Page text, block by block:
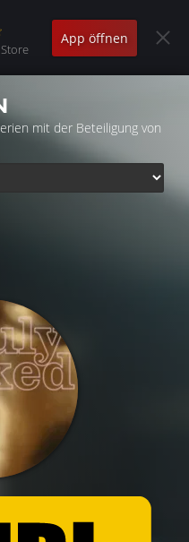
App öffnen
mit der Beteiligung von